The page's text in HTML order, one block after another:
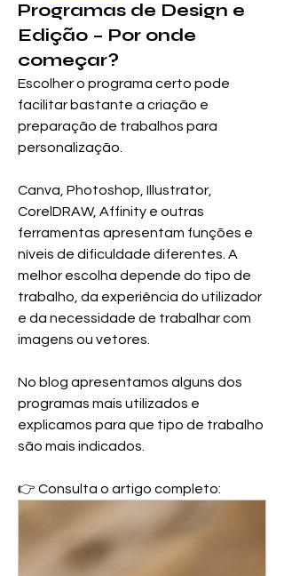
Programas de Design e
Edição – Por onde
começar?
Escolher o programa certo pode
facilitar bastante a criação e
preparação de trabalhos para
personalização.
Canva, Photoshop, Illustrator,
CorelDRAW, Affinity e outras
ferramentas apresentam funções e
níveis de dificuldade diferentes. A
melhor escolha depende do tipo de
trabalho, da experiência do utilizador
e da necessidade de trabalhar com
imagens ou vetores.
No blog apresentamos alguns dos
programas mais utilizados e
explicamos para que tipo de trabalho
são mais indicados.
👉 Consulta o artigo completo: